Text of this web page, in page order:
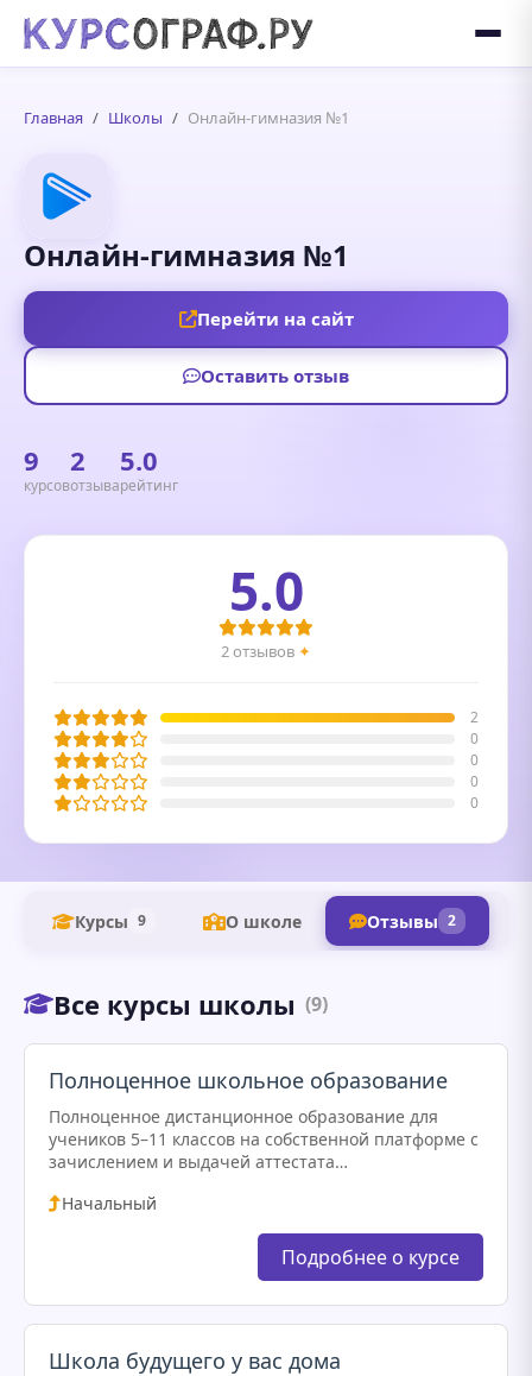
Главная Школы Онлайн-гимназия №1
Онлайн-гимназия №1
Перейти на сайт
Оставить отзыв
9
курсов
2
отзыва
5.0
рейтинг
5.0
2 отзывов ✦
2
0
0
0
0
Курсы 9 О школе Отзывы 2
Все курсы школы (9)
Полноценное школьное образование
Полноценное дистанционное образование для
учеников 5–11 классов на собственной платформе с
зачислением и выдачей аттестата
авторских методиках, сочетает традиционные и
современные подходы, геймификацию и
Начальный
Подробнее о курсе
Школа будущего у вас дома